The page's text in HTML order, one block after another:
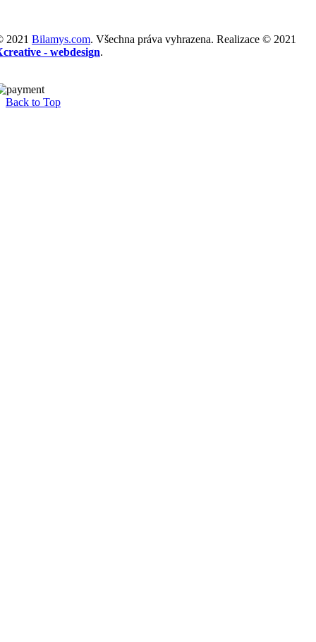
2021 Bilamys.com. Všechna práva vyhrazena. Realizace © 2021
- webdesign.
Back to Top